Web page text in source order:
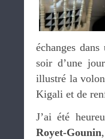
échanges
soir d’une
illustré la
Kigali et de
J’ai été
Royet-Gounin